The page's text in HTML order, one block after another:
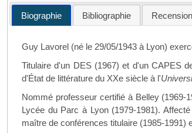
Biographie Bibliographie
Guy Lavorel (né le 29/05/1943 à Lyon)
Titulaire d'un DES (1967) et d'un CAPES
d'État de littérature du XXe siècle à l'
Nommé professeur certifié à Belley (1969-
Lycée du Parc à Lyon (1979-1981).
maître de conférences titulaire (1985-1991)